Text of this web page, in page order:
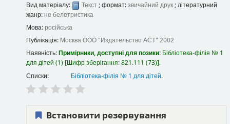
Вид матеріалу:
Текст; формат:звичайний друк; літературний
жанр: не белетристика
Мова:російська
Публікація: МоскваООО "Издательство АСТ" 2002
Наявність:Примірники, доступні для позики: Бібліотека-філія № 1
для дітей (1) Шифр зберігання:821.111 (73) .
Списки:
Бібліотека-філія № 1 для дітей.
Встановити резервування